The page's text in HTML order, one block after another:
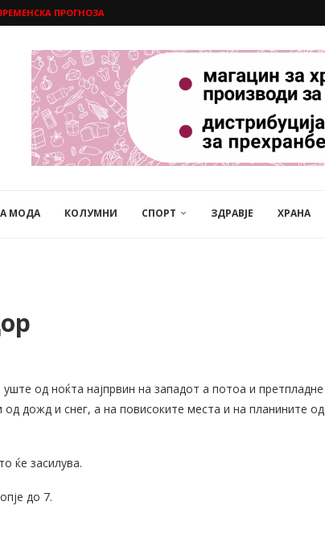
ПРОГНОЗА
МОДА КОЛУМНИ СПОРТ ЗДРАВЈЕ ХРАНА
од ноќта најпрвин на западот а потоа и претпладне
дожд и снег, а на повисоките места и на планините од
ќе засилува.
до 7.